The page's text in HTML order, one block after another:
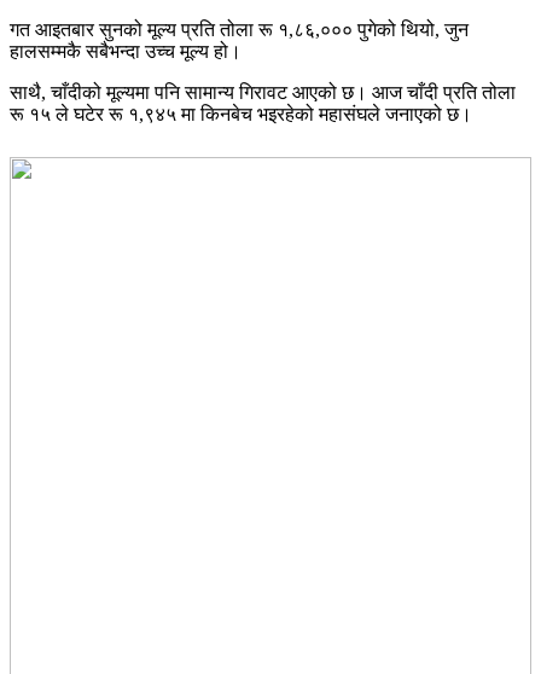
गत आइतबार सुनको मूल्य प्रति तोला रू १,८६,००० पुगेको थियो, जुन
हालसम्मकै सबैभन्दा उच्च मूल्य हो।
साथै, चाँदीको मूल्यमा पनि सामान्य गिरावट आएको छ। आज चाँदी प्रति तोला
रू १५ ले घटेर रू १,९४५ मा किनबेच भइरहेको महासंघले जनाएको छ।